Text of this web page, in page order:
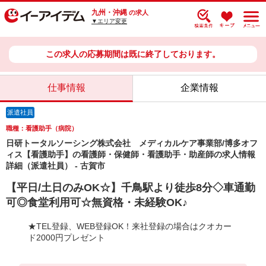
九州・沖縄 の求人
▼エリア変更
この求人の応募期間は既に終了しております。
仕事情報 企業情報
派遣社員
職種：看護助手（病院）
日研トータルソーシング株式会社 メディカルケア事業部/博多オフ
ィス【看護助手】の看護師・保健師・看護助手・助産師の求人情報
詳細（派遣社員） - 古賀市
【平日/土日のみOK☆】千鳥駅より徒歩8分◇車通勤
可◎食堂利用可☆無資格・未経験OK♪
★TEL登録、WEB登録OK！来社登録の場合はクオカー
ド2000円プレゼント